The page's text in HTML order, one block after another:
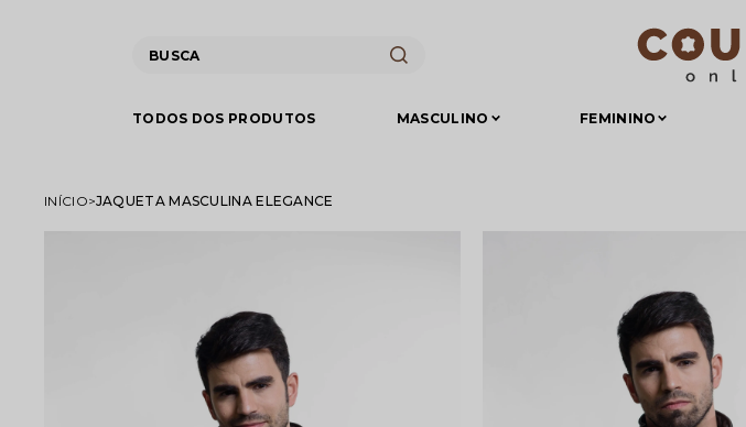
TODOS DOS PRODUTOS MASCULINO FEMININO
INÍCIO JAQUETA MASCULINA ELEGANCE